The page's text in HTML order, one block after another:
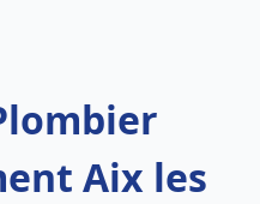
Aix les